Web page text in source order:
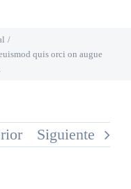
quis orci on augue
Siguiente